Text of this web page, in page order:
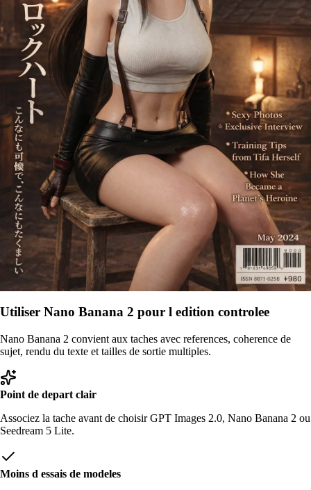
Utiliser Nano Banana 2 pour l edition controlee
Nano Banana 2 convient aux taches avec references, coherence de
sujet, rendu du texte et tailles de sortie multiples.
Point de depart clair
Associez la tache avant de choisir GPT Images 2.0, Nano Banana 2 ou
Seedream 5 Lite.
Moins d essais de modeles